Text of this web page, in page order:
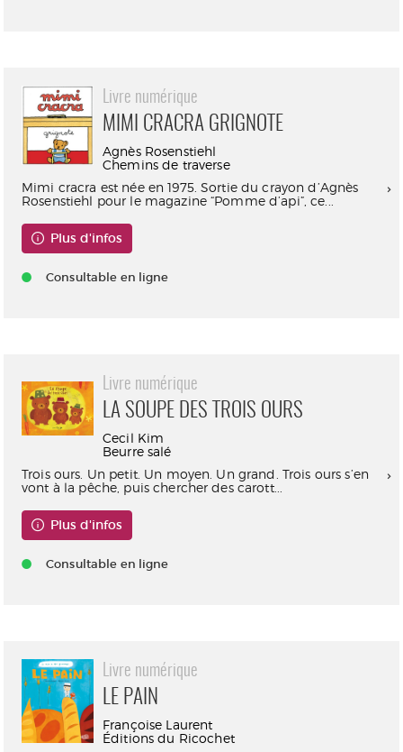
Livre numérique
MIMI CRACRA GRIGNOTE
Agnès Rosenstiehl
Chemins de traverse
Mimi cracra est née en 1975. Sortie du crayon d’Agnès
Rosenstiehl pour le magazine “Pomme d’api”, ce...
Plus d'infos
Consultable en ligne
Livre numérique
LA SOUPE DES TROIS OURS
Cecil Kim
Beurre salé
Trois ours. Un petit. Un moyen. Un grand. Trois ours s’en
vont à la pêche, puis chercher des carott...
Plus d'infos
Consultable en ligne
Livre numérique
LE PAIN
Françoise Laurent
Éditions du Ricochet